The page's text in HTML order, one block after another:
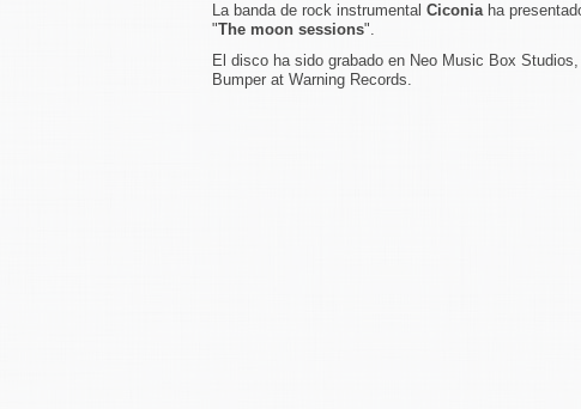
La banda de rock instrumental Ciconia ha
"The moon sessions".
El disco ha sido grabado en Neo Music Box
Bumper at Warning Records.